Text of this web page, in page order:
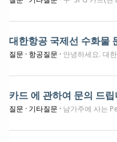
대한항공 국제선 수화물
질문 · 항공질문 · 안녕하세요. 대한항공 국제선 수화물 문의드려요. 어른 2, 2살 1명, 10개월아기 1명 LAX-ICN 탑승 예정인데요. 어른은 이민가방으로 50파운드 미만 2개 수화물로 보낼 수 있는 걸로 알고 있어요. 2살 소아의 경우, 어른과 동일하게 수화
카드 에 관하여 문의 드립
질문 · 기타질문 · 남가주에 사는 Peter 입니다. 이곳을 통하여 많은것을 배우고 있습니다. 감사 드립니다. 1.신용카드를 크레딧허용 금액 가까이 사용 하다보니 매월 전액을 잘 갚아도 크레